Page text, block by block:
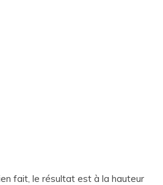
fait, le résultat est à la hauteur